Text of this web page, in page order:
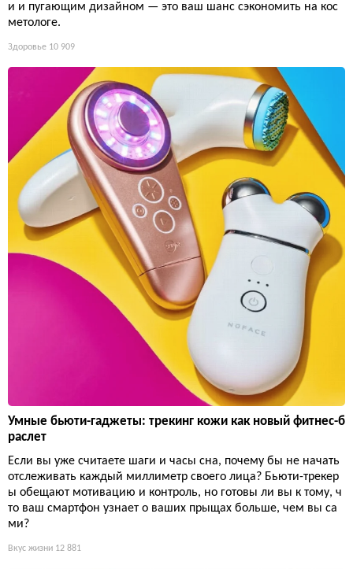
и и пугающим дизайном — это ваш шанс сэкономить на кос
метологе.
Здоровье 10 909
Умные бьюти-гаджеты: трекинг кожи как новый фитнес-б
раслет
Если вы уже считаете шаги и часы сна, почему бы не начать
отслеживать каждый миллиметр своего лица? Бьюти-трекер
ы обещают мотивацию и контроль, но готовы ли вы к тому, ч
то ваш смартфон узнает о ваших прыщах больше, чем вы са
ми?
Вкус жизни 12 881